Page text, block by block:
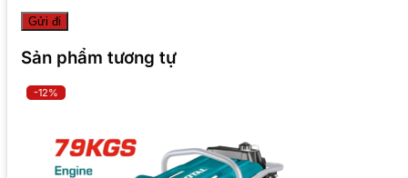
Sản phẩm tương tự
-12%